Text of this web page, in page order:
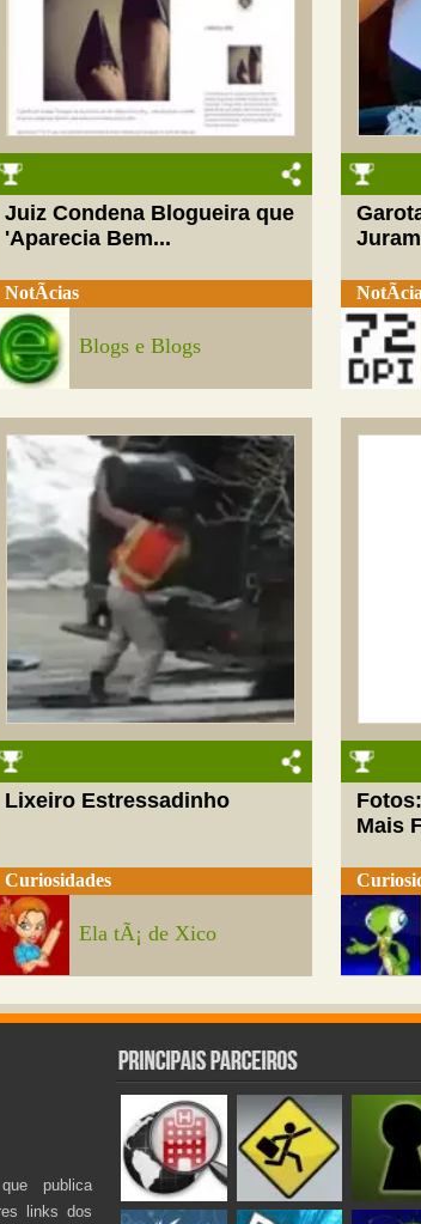
Juiz Condena Blogueira que
'Aparecia Bem...
NotÃ­cias
Blogs e Blogs
Lixeiro Estressadinho
Curiosidades
Ela tÃ¡ de Xico
Mais
publica
links dos